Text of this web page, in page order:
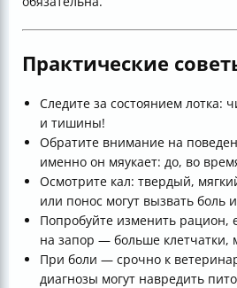
Практические
Следите за состоянием лотка:
и тишины!
Обратите внимание на
именно он мяукает: до, во
Осмотрите кал: твердый,
или понос могут вызвать боль
Попробуйте изменить рацион,
на запор — больше клетчатки,
При боли — срочно к
диагнозы могут навредить